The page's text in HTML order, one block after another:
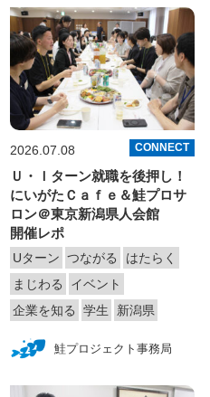
2026.07.08 CONNECT
Ｕ・Ｉターン就職を後押し！
にいがたＣａｆｅ＆鮭プロサ
ロン＠東京新潟県人会館
開催レポ
Uターン つながる
はたらく
まじわる
イベント
企業を知る
学生 新潟県
鮭プロジェクト事務局